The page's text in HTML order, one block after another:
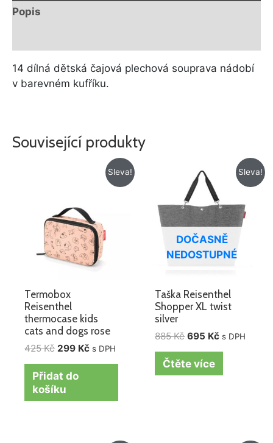
Popis
14 dílná dětská čajová plechová souprava nádobí
v barevném kufříku.
Související produkty
Sleva!
Termobox
Reisenthel
thermocase kids
cats and dogs rose
425Kč 299 Kč
Aktuální
cena
s DPH
Přidat do
košíku
Sleva!
DOČASNĚ
NEDOSTUPNÉ
Taška Reisenthel
Shopper XL twist
silver
885Kč
cena
byla:
885 Kč.
695 Kč
Aktuální
cena
695 Kč.
s DPH
Čtěte více